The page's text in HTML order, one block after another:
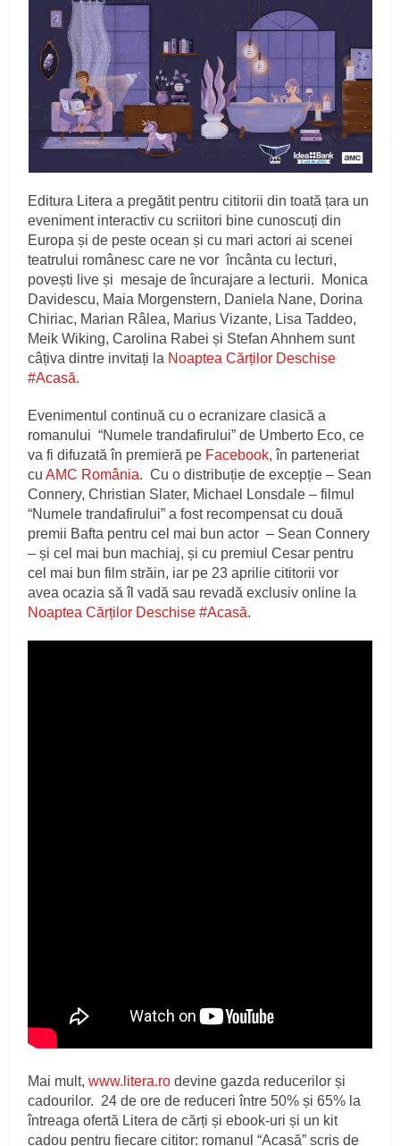
Editura Litera a pregătit pentru cititorii din toată țara un
eveniment interactiv cu scriitori bine cunoscuți din
Europa și de peste ocean și cu mari actori ai scenei
teatrului românesc care ne vor încânta cu lecturi,
povești live și mesaje de încurajare a lecturii. Monica
Davidescu, Maia Morgenstern, Daniela Nane, Dorina
Chiriac, Marian Râlea, Marius Vizante, Lisa Taddeo,
Meik Wiking, Carolina Rabei și Stefan Ahnhem sunt
câțiva dintre invitați la Noaptea Cărților Deschise
#Acasă.
Evenimentul continuă cu o ecranizare clasică a
romanului “Numele trandafirului” de Umberto Eco, ce
va fi difuzată în premieră pe Facebook, în parteneriat
cu AMC România. Cu o distribuție de excepție – Sean
Connery, Christian Slater, Michael Lonsdale – filmul
“Numele trandafirului” a fost recompensat cu două
premii Bafta pentru cel mai bun actor – Sean Connery
– și cel mai bun machiaj, și cu premiul Cesar pentru
cel mai bun film străin, iar pe 23 aprilie cititorii vor
avea ocazia să îl vadă sau revadă exclusiv online la
Noaptea Cărților Deschise #Acasă.
Mai mult,www.litera.ro devine gazda reducerilor și
cadourilor. 24 de ore de reduceri între 50% și 65% la
întreaga ofertă Litera de cărți și ebook-uri și un kit
cadou pentru fiecare cititor: romanul “Acasă” scris de